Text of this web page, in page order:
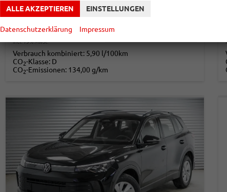
Leistung
96 kW (131 PS) Kilometerstand 20 km
34.290,– €
incl. 19% MwSt.
Verbrauch kombiniert: 5,90 l/100km
CO2-Klasse: D
CO2-Emissionen: 134,00 g/km
ALLE AKZEPTIEREN EINSTELLUNGEN
Datenschutzerklärung Impressum